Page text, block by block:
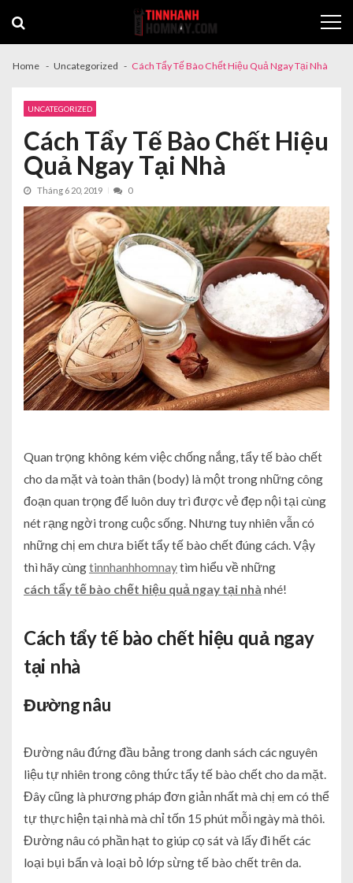
navigation
content
Home Uncategorized Cách Tẩy Tế Bào Chết Hiệu Quả Ngay Tại Nhà
UNCATEGORIZED
Cách Tẩy Tế Bào Chết Hiệu
Quả Ngay Tại Nhà
Tháng 6 20, 2019 0
Quan trọng không kém việc chống nắng, tẩy tế bào chết
cho da mặt và toàn thân (body) là một trong những công
đoạn quan trọng để luôn duy trì được vẻ đẹp nội tại cùng
nét rạng ngời trong cuộc sống. Nhưng tuy nhiên vẫn có
những chị em chưa biết tẩy tế bào chết đúng cách. Vậy
thì hãy cùngtinnhanhhomnaytìm hiểu về những
cách tẩy tế bào chết hiệu quả ngay tại nhà nhé!
Cách tẩy tế bào chết hiệu quả ngay
tại nhà
Đường nâu
Đường nâu đứng đầu bảng trong danh sách các nguyên
liệu tự nhiên trong công thức tẩy tế bào chết cho da mặt.
Đây cũng là phương pháp đơn giản nhất mà chị em có thể
tự thực hiện tại nhà mà chỉ tốn 15 phút mỗi ngày mà thôi.
Đường nâu có phần hạt to giúp cọ sát và lấy đi hết các
loại bụi bẩn và loại bỏ lớp sừng tế bào chết trên da.